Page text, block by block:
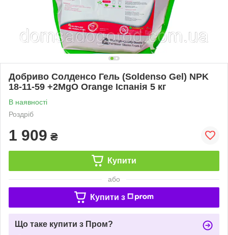
Добриво Солденсо Гель (Soldenso Gel) NPK
18-11-59 +2MgO Orange Іспанія 5 кг
В наявності
Роздріб
1 909 ₴
Купити
або
Купити з
Що таке купити з Пром?